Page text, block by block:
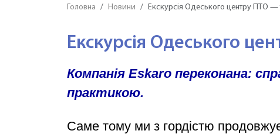
Головна Новини Екскурсія Одеського центру ПТО
Екскурсія Одеського
Компанія Eskaro переконана:
практикою.
Саме тому ми з гордістю